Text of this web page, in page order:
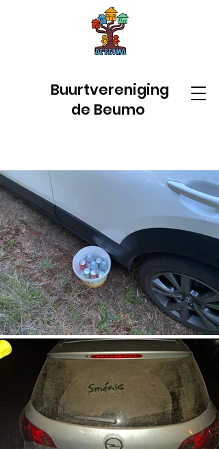
Buurtvereniging
de Beumo